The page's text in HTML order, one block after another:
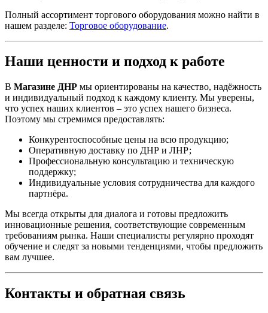
Полный ассортимент торгового оборудования можно найти в
нашем разделе: Торговое оборудование.
Наши ценности и подход к работе
В Магазине ДНР мы ориентированы на качество, надёжность
и индивидуальный подход к каждому клиенту. Мы уверены,
что успех наших клиентов – это успех нашего бизнеса.
Поэтому мы стремимся предоставлять:
Конкурентоспособные цены на всю продукцию;
Оперативную доставку по ДНР и ЛНР;
Профессиональную консультацию и техническую
поддержку;
Индивидуальные условия сотрудничества для каждого
партнёра.
Мы всегда открыты для диалога и готовы предложить
инновационные решения, соответствующие современным
требованиям рынка. Наши специалисты регулярно проходят
обучение и следят за новыми тенденциями, чтобы предложить
вам лучшее.
Контакты и обратная связь